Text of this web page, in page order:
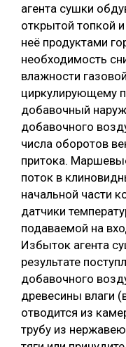
агента сушки
открытой топкой
неё продуктами
необходимость
влажности
циркулирующему
добавочный
добавочного
числа оборотов
притока.
поток в
начальной части
датчики
подаваемой на
Избыток агента
результате
добавочного
древесины влаги
отводится из
трубу из